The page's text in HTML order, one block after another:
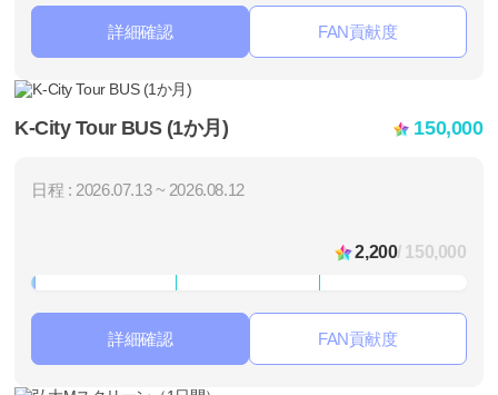
詳細確認 FAN貢献度
K-City Tour BUS (1か月) 150,000
日程 : 2026.07.13 ~ 2026.08.12
2,200/ 150,000
詳細確認 FAN貢献度